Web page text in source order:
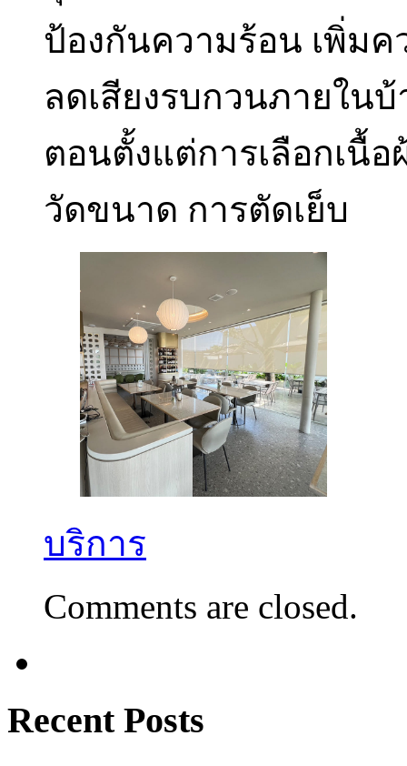
ป้องกันความร้อน เพิ่ม
ลดเสียงรบกวนภายใน
ตอนตั้งแต่การเลือกเนื้
วัดขนาด การตัดเย็บ
บริการ
Comments are closed.
Recent Posts